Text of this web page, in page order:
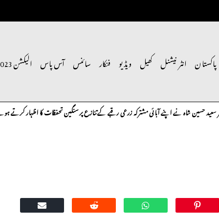
پاکستان انٹر نیشنل کھیل ویڈیو فنکار سائنس آس پاس الیکشن 2023
حسین شاہ نے اپنے آبائی مشترکہ زرعی رقبے کے تنازع پر سنگین تحفظات کا اظہار کرتے ہوئے